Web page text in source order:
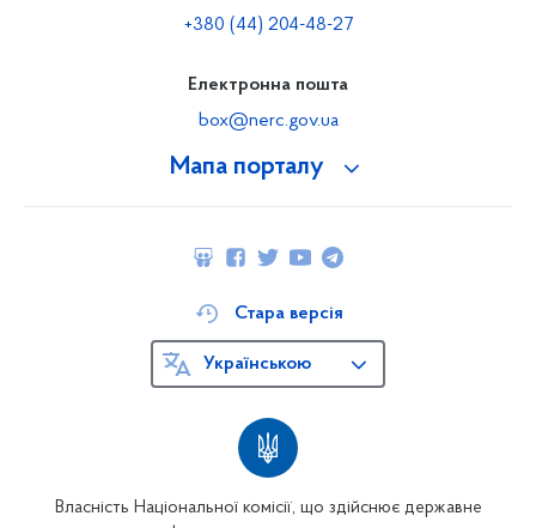
Мапа порталу
+380 (44) 204-48-27
Електронна пошта
box@nerc.gov.ua
Власність Національної комісії, що здійснює державне
Стара версія
Українською